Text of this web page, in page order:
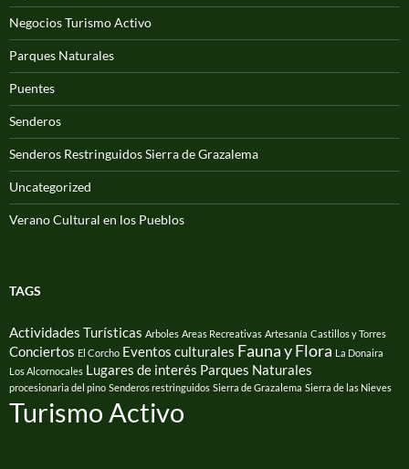
Negocios Turismo Activo
Parques Naturales
Puentes
Senderos
Senderos Restringuidos Sierra de Grazalema
Uncategorized
Verano Cultural en los Pueblos
TAGS
Actividades Turísticas Arboles Areas Recreativas Artesanía Castillos y Torres
Conciertos El Corcho Eventos culturales Fauna y Flora La Donaira
Los Alcornocales Lugares de interés Parques Naturales
procesionaria del pino Senderos restringuidos Sierra de Grazalema Sierra de las Nieves
Turismo Activo